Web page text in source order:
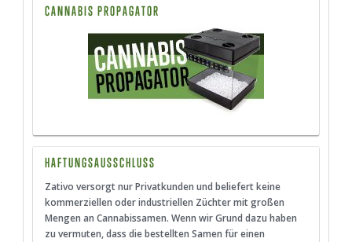
CANNABIS PROPAGATOR
HAFTUNGSAUSSCHLUSS
Zativo versorgt nur Privatkunden und beliefert keine
kommerziellen oder industriellen Züchter mit großen
Mengen an Cannabissamen. Wenn wir Grund dazu haben
zu vermuten, dass die bestellten Samen für einen